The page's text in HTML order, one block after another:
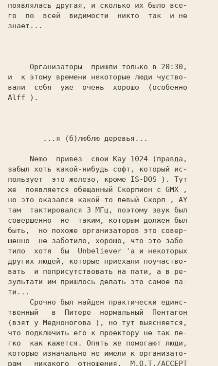
появлялась другая, и сколько их было все-
го  по  всей  видимости  никто  так  и не
знает...
и  к этому времени некоторые люди чуство-
Alff
).
...я (б)люблю деревья...
Nemo привез  свои Kay 1024
(правда,
забыл хоть какой-нибудь софт, который ис-
пользует  это железо, кроме IS-DOS
). Тут
же  появляется обещанный Cкорпион с GMX
,
но это оказался какой-то левый Скорп ,
там  тактировался 3 МГц, поэтому звук был
совершенно  не  таким, которым должен был
быть,  но похоже организаторов это совер-
шенно  не заботило, хорошо, что это забо-
тило  хотя  бы Unbeliever
'a и некоторых
других людей, которые приехали поучаство-
вать  и поприсутствовать на пати, а в ре-
зультати им пришлось делать это самое па-
ти...
твенный   в  Питере  нормальный
(взят у Медноногова
), но тут выясняется,
что подключить его к проектору не так ле-
гко  как кажется. Опять же помогают люди,
которые изначально не имели к организато-
рам   никакого  отношения. M.O.T./ACCEPT